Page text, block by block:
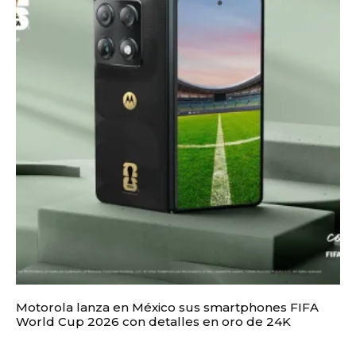
Motorola lanza en México sus smartphones FIFA
World Cup 2026 con detalles en oro de 24K